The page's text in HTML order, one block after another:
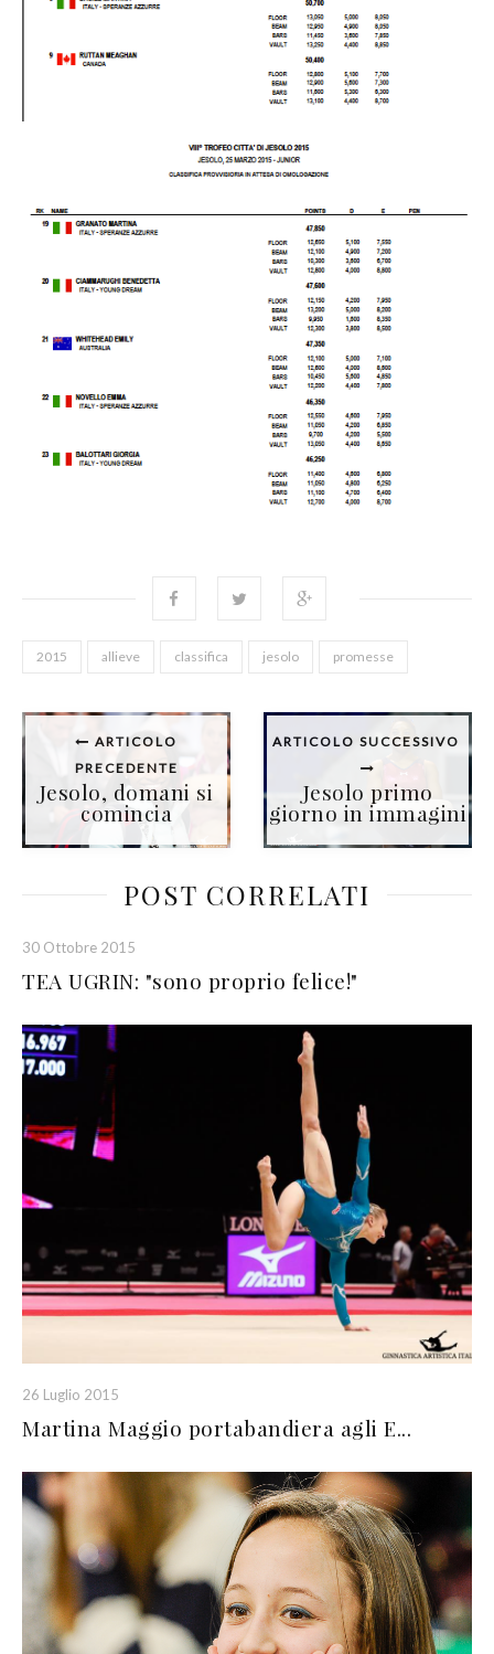
2015 allieve classifica jesolo promesse
ARTICOLO
PRECEDENTE
Jesolo, domani si
comincia
ARTICOLO SUCCESSIVO
Jesolo primo
giorno in immagini
POST CORRELATI
30 Ottobre 2015
TEA UGRIN: "sono proprio felice!"
26 Luglio 2015
Martina Maggio portabandiera agli E...